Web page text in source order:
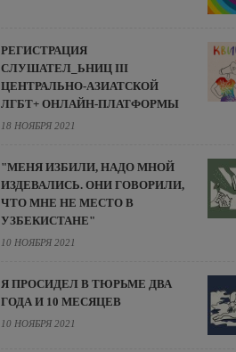
РЕГИСТРАЦИЯ
СЛУШАТЕЛ_ЬНИЦ III
ЦЕНТРАЛЬНО-АЗИАТСКОЙ
ЛГБТ+ ОНЛАЙН-ПЛАТФОРМЫ
18 НОЯБРЯ 2021
"МЕНЯ ИЗБИЛИ, НАДО МНОЙ
ИЗДЕВАЛИСЬ. ОНИ ГОВОРИЛИ,
ЧТО МНЕ НЕ МЕСТО В
УЗБЕКИСТАНЕ"
10 НОЯБРЯ 2021
Я ПРОСИДЕЛ В ТЮРЬМЕ ДВА
ГОДА И 10 МЕСЯЦЕВ
10 НОЯБРЯ 2021